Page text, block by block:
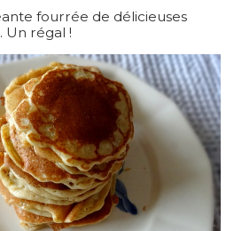
fourrée de délicieuses
Un régal !